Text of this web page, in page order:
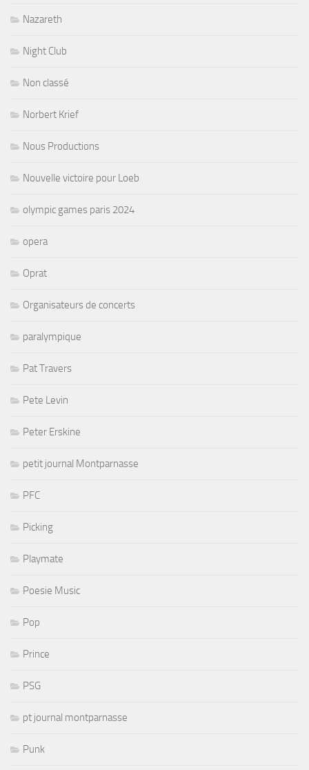
Nazareth
Night Club
Non classé
Norbert Krief
Nous Productions
Nouvelle victoire pour Loeb
olympic games paris 2024
opera
Oprat
Organisateurs de concerts
paralympique
Pat Travers
Pete Levin
Peter Erskine
petit journal Montparnasse
PFC
Picking
Playmate
Poesie Music
Pop
Prince
PSG
pt journal montparnasse
Punk